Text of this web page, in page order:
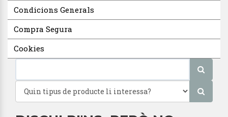
Condicions Generals
Compra Segura
Cookies